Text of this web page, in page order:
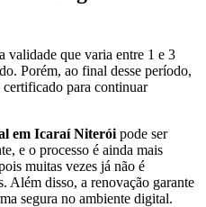
validade que varia entre 1 e 3
Porém, ao final desse período,
certificado para continuar
em Icaraí Niterói pode ser
e o processo é ainda mais
muitas vezes já não é
Além disso, a renovação garante
segura no ambiente digital.